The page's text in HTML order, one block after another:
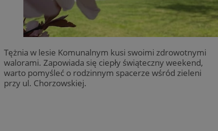
Tężnia w lesie Komunalnym kusi swoimi zdrowotnymi
walorami. Zapowiada się ciepły świąteczny weekend,
warto pomyśleć o rodzinnym spacerze wśród zieleni
przy ul. Chorzowskiej.